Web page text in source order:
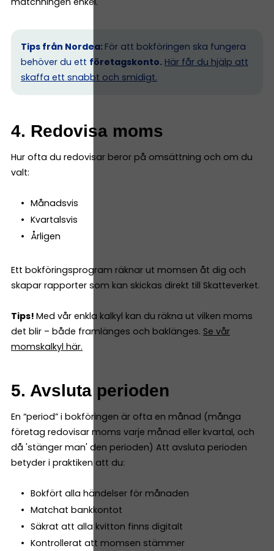
Tips från Nordea: För att bokföringen ska fungera
behöver du ett företagskonto. Här får du hjälp att
skaffa ett snabbt och smidigt.
4. Redovisa moms
Hur ofta du redovisar beror på omsättning och om du
valt:
Månadsvis
Kvartalsvis
Årligen
Ett bokföringsprogram räknar ut momsen åt dig och
skapar rapporter som kan skickas direkt till Skatteverket.
Tips! Med vår enkla kalkyl kan du räkna ut vilken moms
det blir – både framlänges och baklänges. Se vår
momskalkyl här.
5. Avsluta perioden
En “period” i bokföringen är ofta en månad (många
företag redovisar moms varje månad eller kvartal, och
då 'stänger man' den perioden) Att avsluta perioden
betyder i praktiken att du:
Bokfört alla händelser för månaden
Matchat bankkontot
Säkrat att alla kvitton finns digitalt
Kontrollerat att momsen stämmer